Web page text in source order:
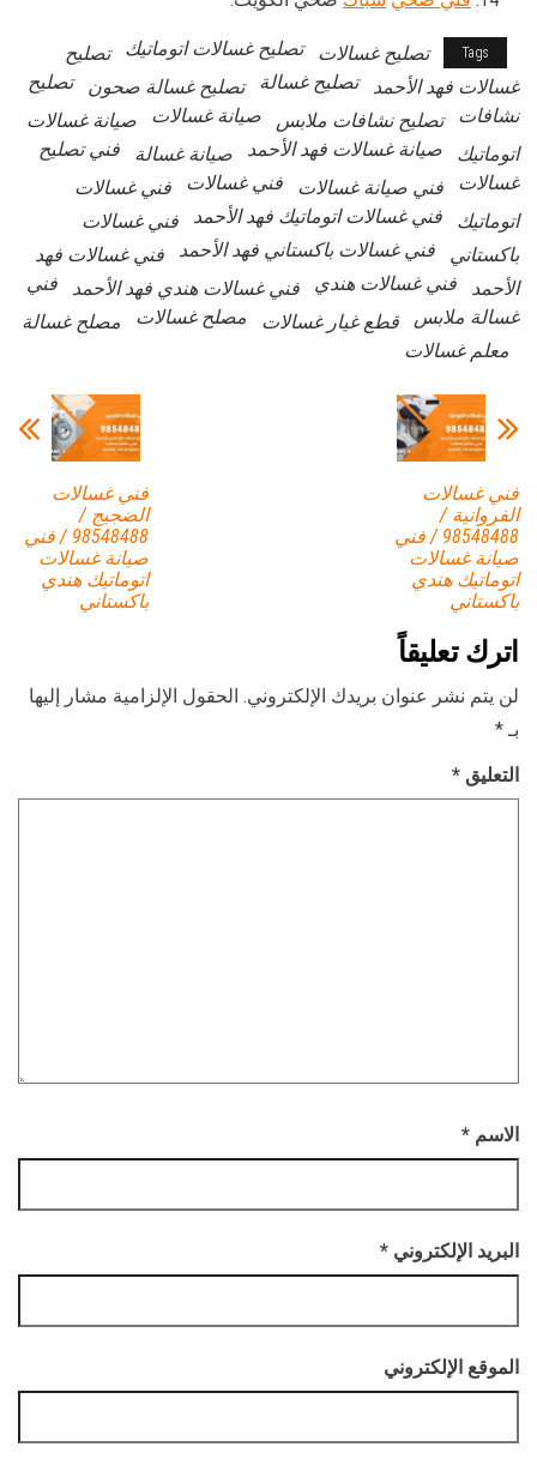
Tags تصليح غسالات تصليح غسالات اتوماتيك
تصليح
غسالات فهد الأحمد
تصليح غسالة تصليح غسالة صحون
تصليح
نشافات
تصليح نشافات ملابس صيانة غسالات
صيانة غسالات
اتوماتيك
صيانة غسالات فهد الأحمد صيانة غسالة
فني تصليح
غسالات
فني صيانة غسالات فني غسالات
فني غسالات
اتوماتيك
فني غسالات اتوماتيك فهد الأحمد
فني غسالات
باكستاني
فني غسالات باكستاني فهد الأحمد
فني غسالات فهد
الأحمد
فني غسالات هندي فني غسالات هندي فهد الأحمد
فني
غسالة ملابس
قطع غيار غسالات مصلح غسالات
مصلح غسالة
معلم غسالات
فني غسالات
الضجيج /
98548488 / فني
صيانة غسالات
اتوماتيك هندي
باكستاني
فني غسالات
الفروانية /
98548488 / فني
صيانة غسالات
اتوماتيك هندي
باكستاني
اترك تعليقاً
لن يتم نشر عنوان بريدك الإلكتروني. الحقول الإلزامية مشار إليها
بـ *
التعليق *
الاسم *
البريد الإلكتروني *
الموقع الإلكتروني